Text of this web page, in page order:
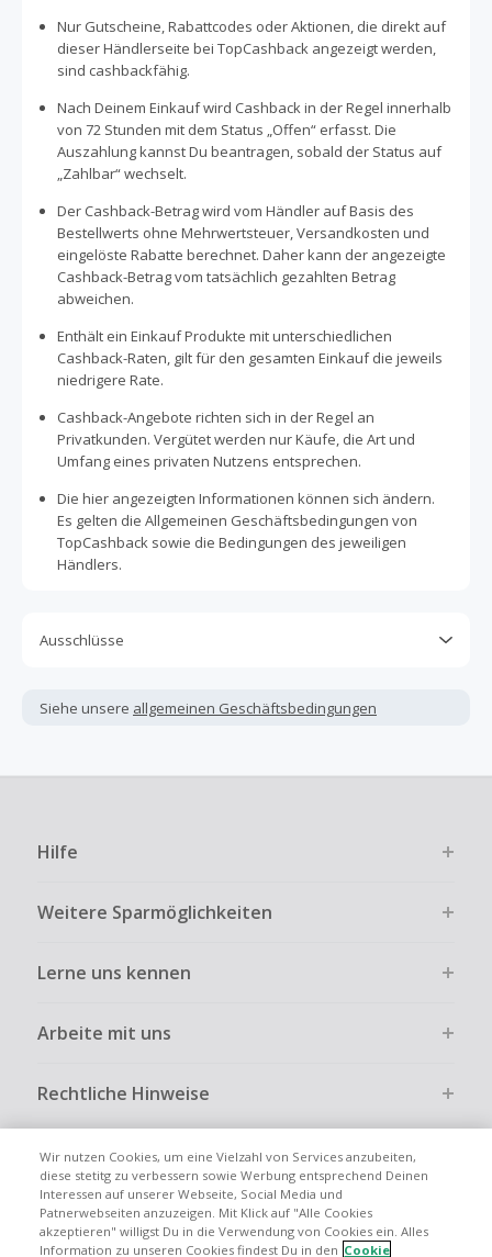
Nur Gutscheine, Rabattcodes oder Aktionen, die direkt auf
dieser Händlerseite bei TopCashback angezeigt werden,
sind cashbackfähig.
Nach Deinem Einkauf wird Cashback in der Regel innerhalb
von 72 Stunden mit dem Status „Offen“ erfasst. Die
Auszahlung kannst Du beantragen, sobald der Status auf
„Zahlbar“ wechselt.
Der Cashback-Betrag wird vom Händler auf Basis des
Bestellwerts ohne Mehrwertsteuer, Versandkosten und
eingelöste Rabatte berechnet. Daher kann der angezeigte
Cashback-Betrag vom tatsächlich gezahlten Betrag
abweichen.
Enthält ein Einkauf Produkte mit unterschiedlichen
Cashback-Raten, gilt für den gesamten Einkauf die jeweils
niedrigere Rate.
Cashback-Angebote richten sich in der Regel an
Privatkunden. Vergütet werden nur Käufe, die Art und
Umfang eines privaten Nutzens entsprechen.
Die hier angezeigten Informationen können sich ändern.
Es gelten die Allgemeinen Geschäftsbedingungen von
TopCashback sowie die Bedingungen des jeweiligen
Händlers.
Ausschlüsse
andere Sparprogramme verwendet werden, die nicht
ausdrücklich auf dieser Händlerseite von TopCashback
Kein Cashback für den Kauf von Geschenkgutscheinen
Bezahlvorgang ist nur dann cashbackfähig, wenn dies
ausdrücklich auf der Händlerseite erlaubt ist.
Stornierung, Kündigung eines Abonnements oder Widerruf
Gewerbliche, Reseller- oder ungewöhnlich große
Cashback ausgeschlossen.
über TopCashback gestartet wurde.
Siehe unsere allgemeinen Geschäftsbedingungen
Hilfe
Weitere Sparmöglichkeiten
Lerne uns kennen
Arbeite mit uns
Rechtliche Hinweise
Globale Websites UK US CN JP FR AU
Wir nutzen Cookies, um eine Vielzahl von Services anzubeiten,
diese stetitg zu verbessern sowie Werbung entsprechend Deinen
Interessen auf unserer Webseite, Social Media und
Patnerwebseiten anzuzeigen. Mit Klick auf "Alle Cookies
akzeptieren" willigst Du in die Verwendung von Cookies ein. Alles
Information zu unseren Cookies findest Du in den Cookie